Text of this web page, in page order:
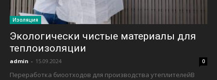
Изоляция
Экологически чистые материалы для
теплоизоляции
admin - 15.09.2024 0
Переработка биоотходов для производства утеплителейВ